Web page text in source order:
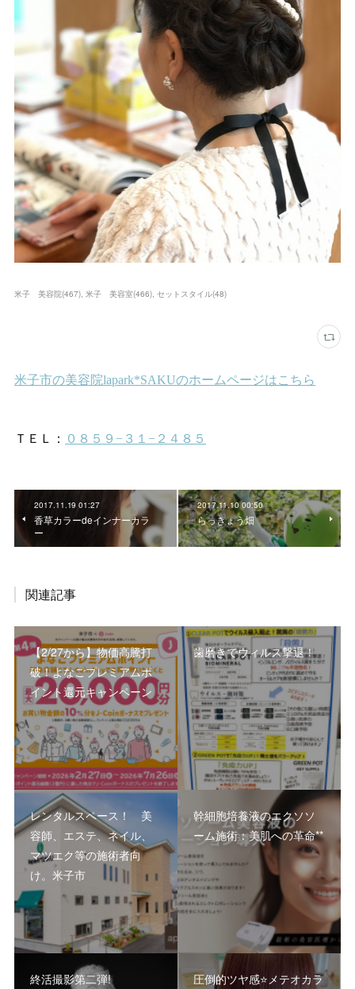
米子 美容院(467) 米子 美容室(466) セットスタイル(48)
2017.11.19 01:27
香草カラーdeインナーカラ
ー
2017.11.10 00:50
らっきょう畑
関連記事
【2/27から】物価高騰打
破！よなごプレミアムポ
イント還元キャンペーン
歯磨きでウィルス撃退！
レンタルスペース！ 美
容師、エステ、ネイル、
マツエク等の施術者向
け。米子市
幹細胞培養液のエクソソ
ーム施術：美肌への革命**
終活撮影第二弾!
圧倒的ツヤ感⭐️メテオカラ